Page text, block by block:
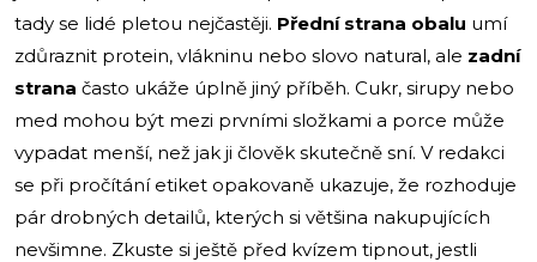
tady se lidé pletou nejčastěji. Přední strana obalu umí
zdůraznit protein, vlákninu nebo slovo natural, ale zadní
strana často ukáže úplně jiný příběh. Cukr, sirupy nebo
med mohou být mezi prvními složkami a porce může
vypadat menší, než jak ji člověk skutečně sní. V redakci
se při pročítání etiket opakovaně ukazuje, že rozhoduje
pár drobných detailů, kterých si většina nakupujících
nevšimne. Zkuste si ještě před kvízem tipnout, jestli